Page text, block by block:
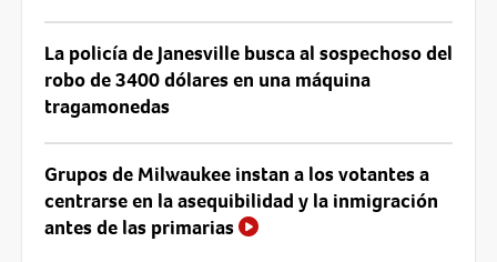
La policía de Janesville busca al sospechoso del
robo de 3400 dólares en una máquina
tragamonedas
Grupos de Milwaukee instan a los votantes a
centrarse en la asequibilidad y la inmigración
antes de las primarias